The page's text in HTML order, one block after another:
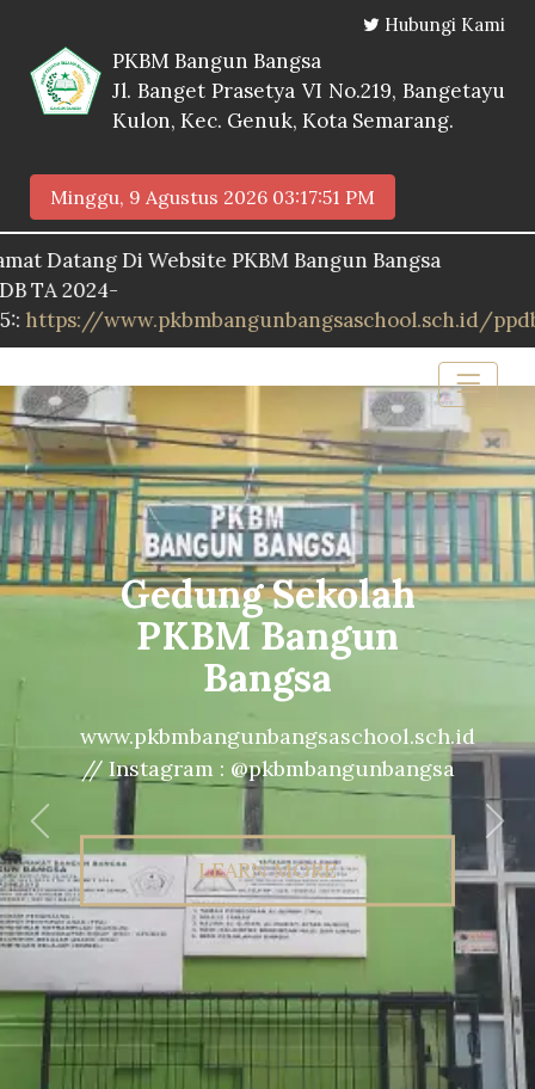
Hubungi Kami
PKBM Bangun Bangsa
Jl. Banget Prasetya VI No.219, Bangetayu
Kulon, Kec. Genuk, Kota Semarang.
Minggu, 9 Agustus 2026 03:17:52 PM
Di Website PKBM Bangun Bangsa
www.pkbmbangunbangsaschool.sch.id/ppdb
Gedung Sekolah
PKBM Bangun
Bangsa
www.pkbmbangunbangsaschool.sch.id
// Instagram : @pkbmbangunbangsa
LEARN MORE
Previous